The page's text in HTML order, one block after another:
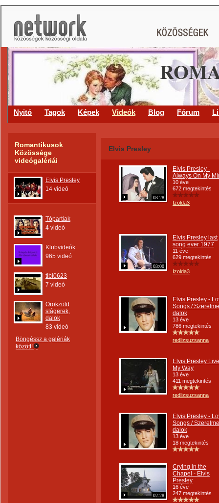
Nyitó Tagok Képek Videók Blog Fórum
Romantikusok
Közössége
videógalériái
Elvis Presley
14 videó
Tópartiak
4 videó
Klubvideók
965 videó
tibi0623
7 videó
Örökzöld
slágerek,
dalok
83 videó
Böngéssz a galériák
között!
Elvis Presley
03:28
Elvis Presley -
Always On My
10 éve
672 megtekintés
Izolda3
03:00
Elvis Presley last
song ever 1977
11 éve
629 megtekintés
Izolda3
Elvis Presley -
Songs /
dalok
13 éve
786 megtekintés
redlizsuzsanna
Elvis Presley
My Way
13 éve
411 megtekintés
redlizsuzsanna
Elvis Presley -
Songs /
dalok
13 éve
18 megtekintés
02:28
Crying in the
Chapel - Elvis
Presley
16 éve
247 megtekintés